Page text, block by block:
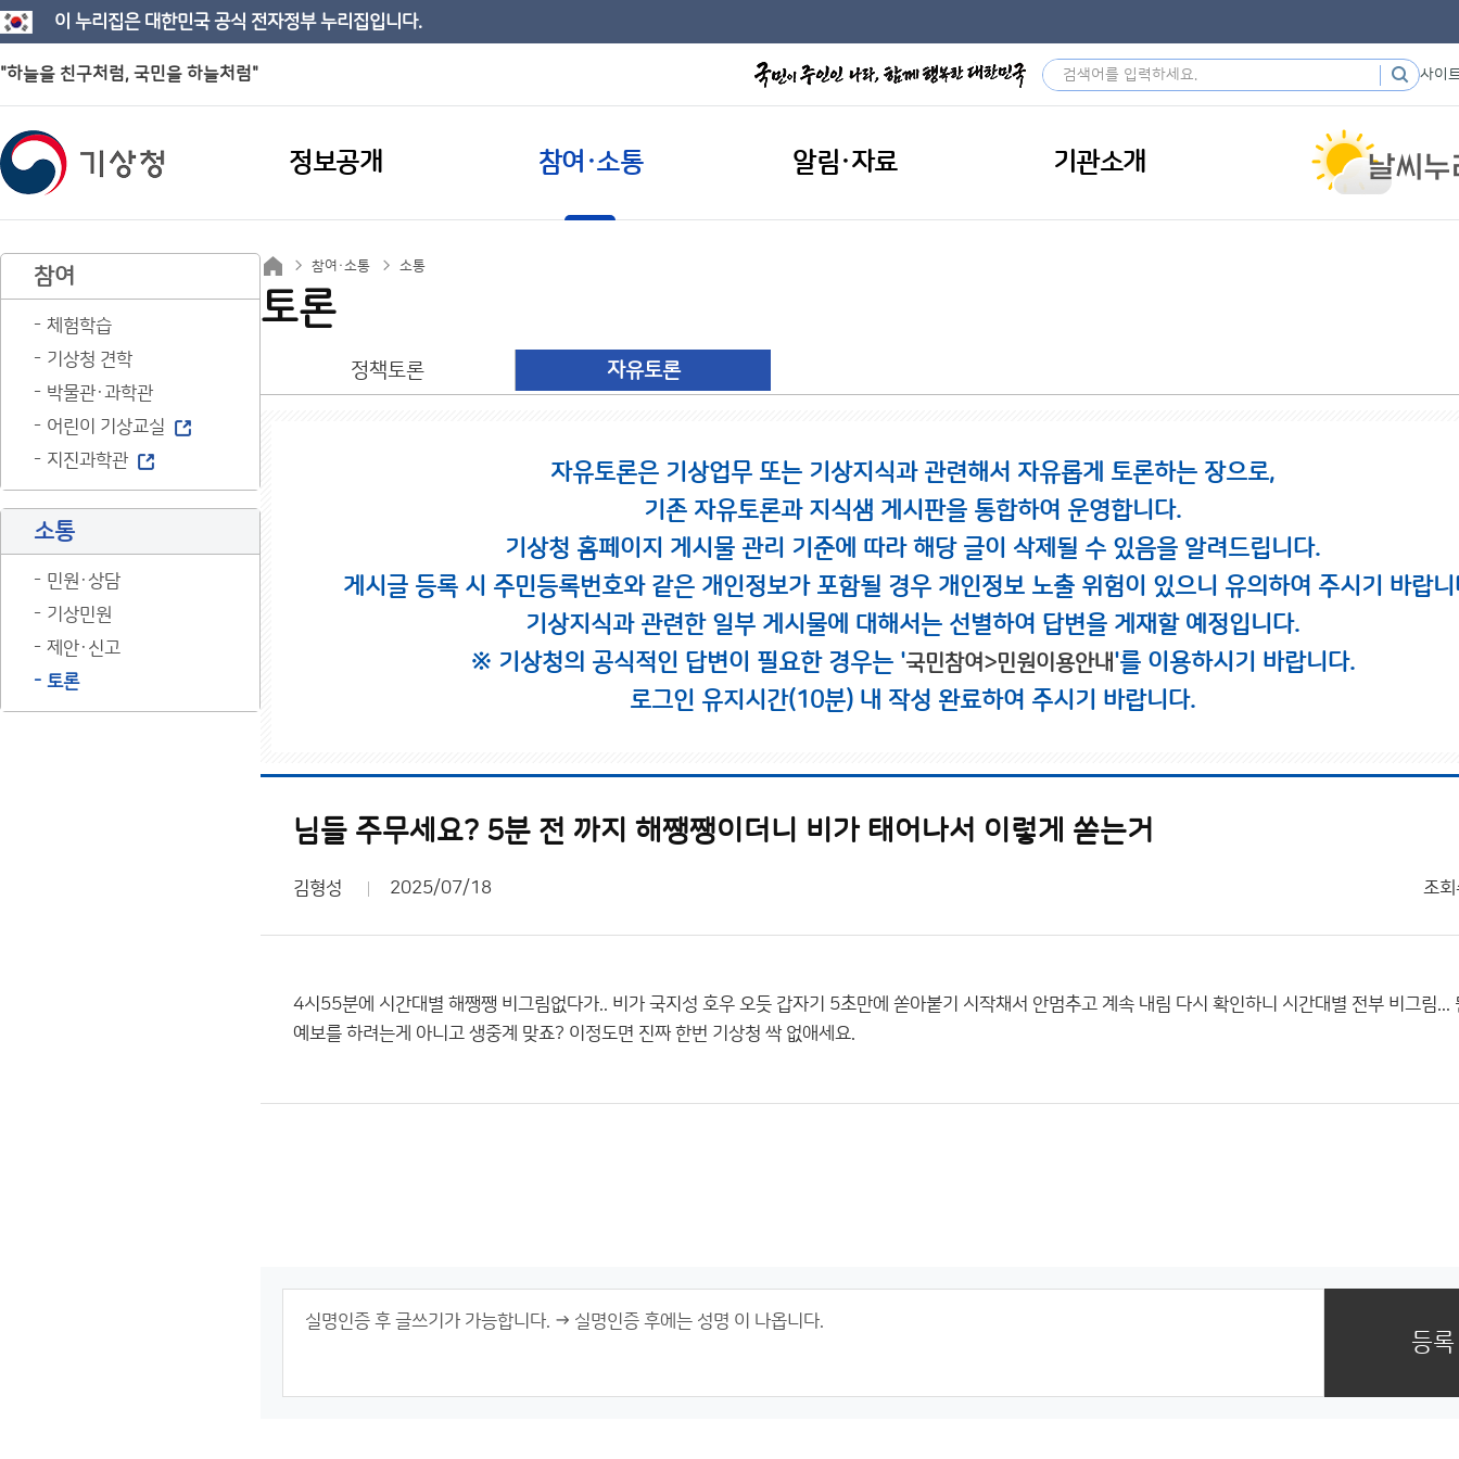
이 누리집은 대한민국 공식 전자정부 누리집입니다.
"하늘을 친구처럼, 국민을 하늘처럼" 사이
정보공개 참여·소통 알림·자료 기관소개
참여
체험학습
기상청 견학
박물관·과학관
어린이 기상교실
지진과학관
소통
민원·상담
기상민원
제안·신고
토론
참여·소통 소통
토론
정책토론 자유토론
자유토론은 기상업무 또는 기상지식과 관련해서 자유롭게 토론하는 장으로,
기존 자유토론과 지식샘 게시판을 통합하여 운영합니다.
기상청 홈페이지 게시물 관리 기준에 따라 해당 글이 삭제될 수 있음을 알려드립니다.
게시글 등록 시 주민등록번호와 같은 개인정보가 포함될 경우 개인정보 노출 위험이 있으니 유의하여 주시기 바랍니
기상지식과 관련한 일부 게시물에 대해서는 선별하여 답변을 게재할 예정입니다.
※ 기상청의 공식적인 답변이 필요한 경우는 '국민참여>민원이용안내'를 이용하시기 바랍니다.
로그인 유지시간(10분) 내 작성 완료하여 주시기 바랍니다.
님들 주무세요? 5분 전 까지 해쨍쨍이더니 비가 태어나서 이렇게 쏟는거
김형성 2025/07/18 조회
4시55분에 시간대별 해쨍쨍 비그림없다가.. 비가 국지성 호우 오듯 갑자기 5초만에 쏟아붙기 시작채서 안멈추고 계속 내림 다시 확인하니 시간대별 전부 비그림...
예보를 하려는게 아니고 생중계 맞죠? 이정도면 진짜 한번 기상청 싹 없애세요.
등록